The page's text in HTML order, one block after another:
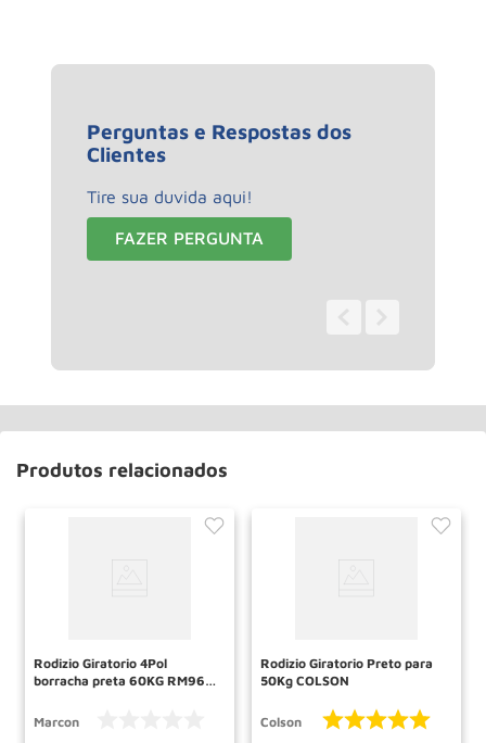
Perguntas e Respostas dos
Clientes
Tire sua duvida aqui!
FAZER PERGUNTA
Produtos relacionados
Rodizio Giratorio 4Pol
borracha preta 60KG RM96
Marcon
Rodizio Giratorio Preto para
50Kg COLSON
Colson